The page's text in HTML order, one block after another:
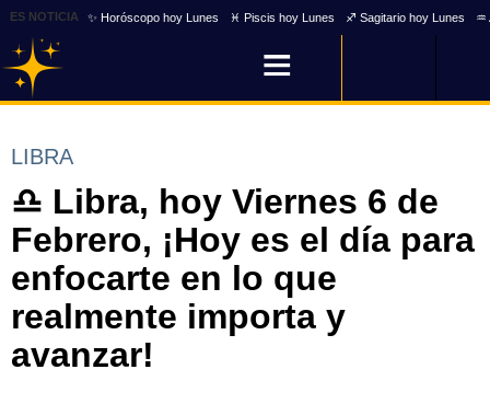
ES NOTICIA ✨ Horóscopo hoy Lunes ♓ Piscis hoy Lunes ♐ Sagitario hoy Lunes
LIBRA
♎ Libra, hoy Viernes 6 de
Febrero, ¡Hoy es el día para
enfocarte en lo que
realmente importa y
avanzar!